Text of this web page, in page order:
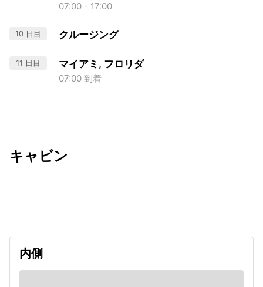
07:00 - 17:00
10 日目 クルージング
11 日目 マイアミ, フロリダ
07:00 到着
キャビン
内側